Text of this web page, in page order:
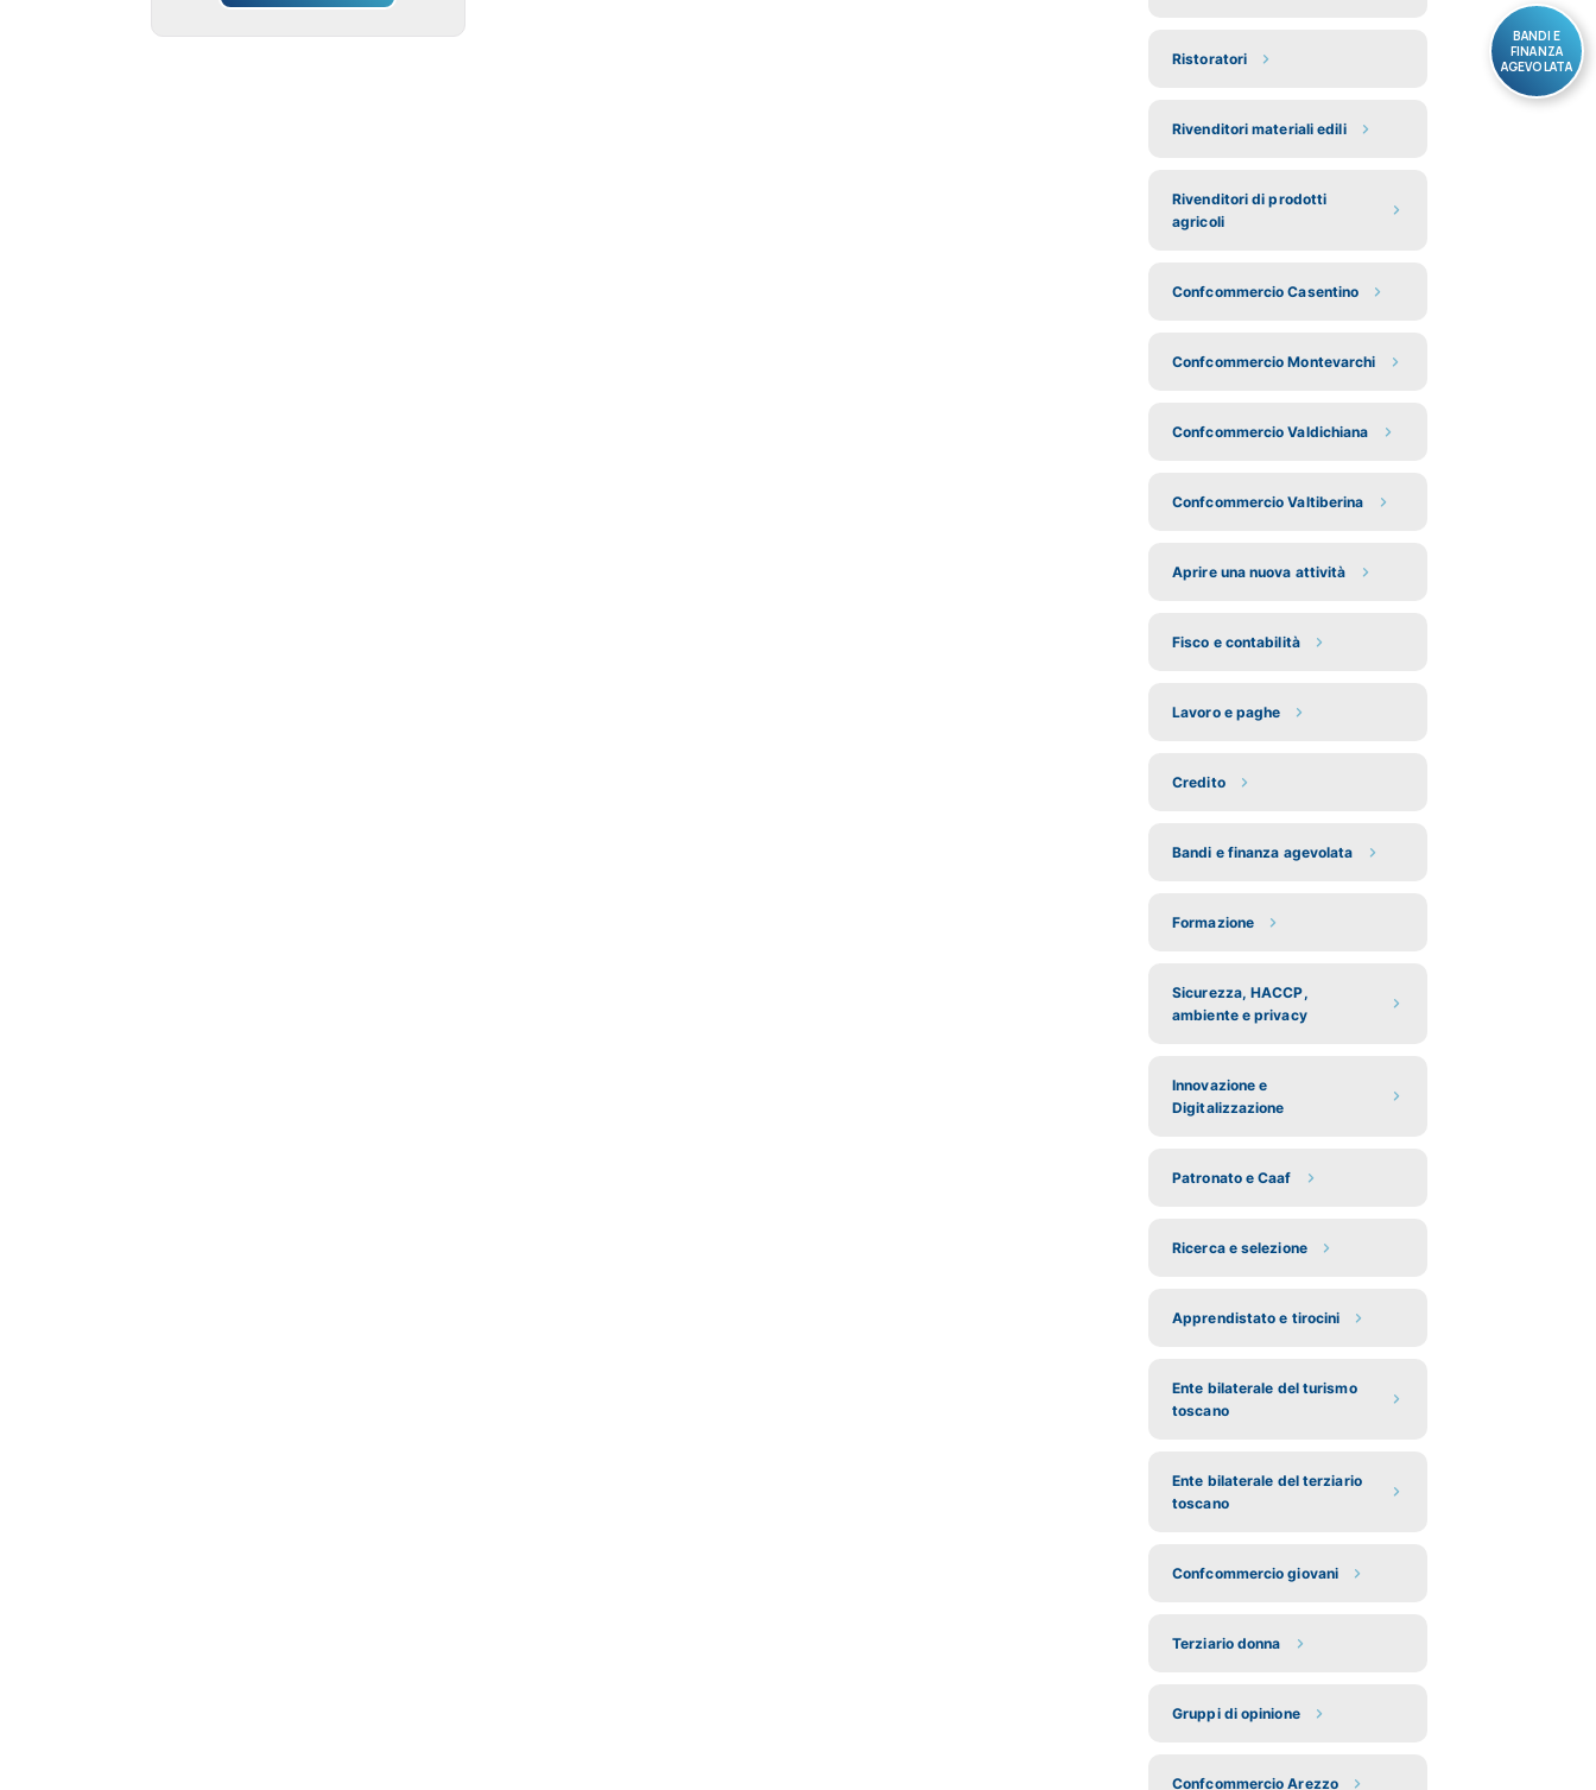
BANDI E
FINANZA
AGEVOLATA
Ristoratori
Rivenditori materiali edili
Rivenditori di prodotti
agricoli
Confcommercio Casentino
Confcommercio Montevarchi
Confcommercio Valdichiana
Confcommercio Valtiberina
Aprire una nuova attività
Fisco e contabilità
Lavoro e paghe
Credito
Bandi e finanza agevolata
Formazione
Sicurezza, HACCP,
ambiente e privacy
Innovazione e
Digitalizzazione
Patronato e Caaf
Ricerca e selezione
Apprendistato e tirocini
Ente bilaterale del turismo
toscano
Ente bilaterale del terziario
toscano
Confcommercio giovani
Terziario donna
Gruppi di opinione
Confcommercio Arezzo